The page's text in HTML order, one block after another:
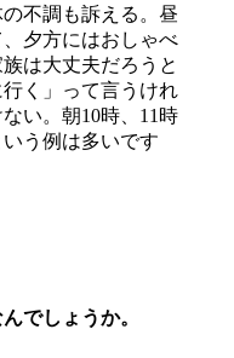
不調も訴える。昼
夕方にはおしゃべ
は大丈夫だろうと
く」って言うけれ
い。朝10時、11時
う例は多いです
でしょうか。